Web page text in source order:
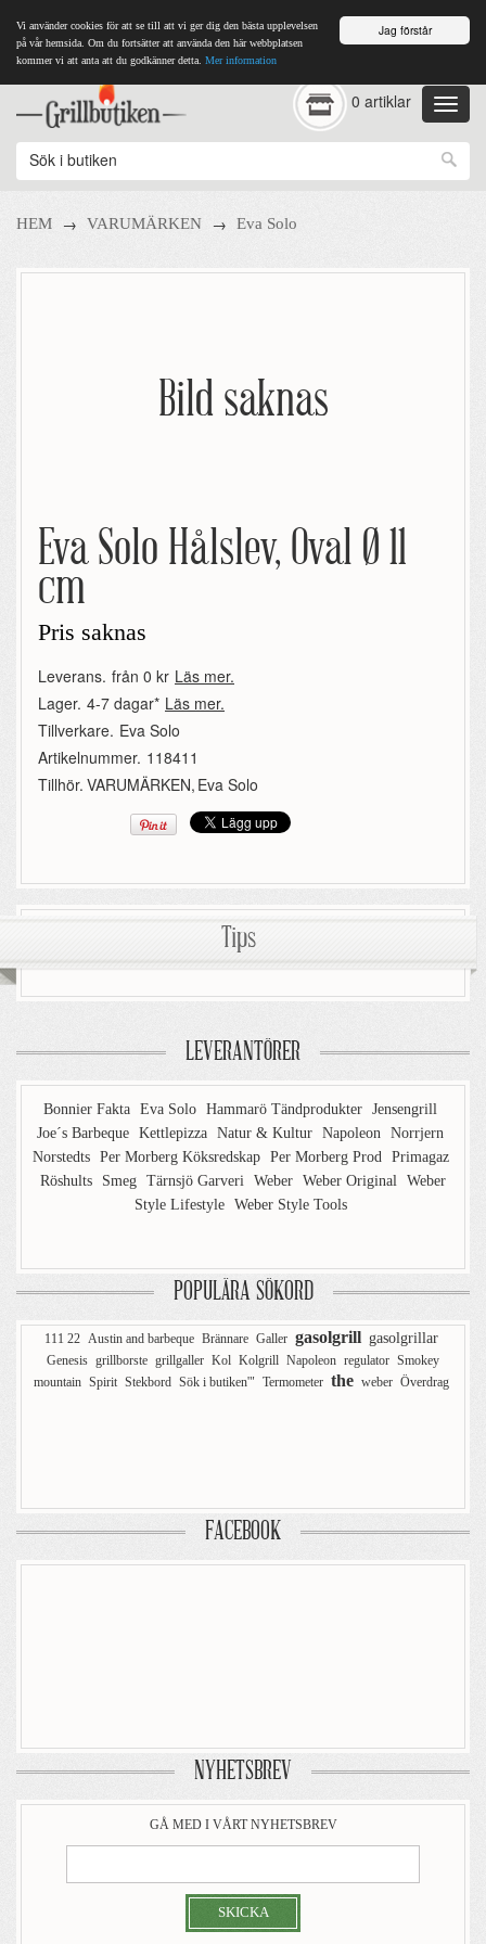
Jag förstår
Vi använder cookies för att se till att vi ger dig den bästa upplevelsen
på vår hemsida. Om du fortsätter att använda den här webbplatsen
kommer vi att anta att du godkänner detta. Mer information
0 artiklar
HEM → VARUMÄRKEN → Eva Solo
Bild saknas
Eva Solo Hålslev, Oval Ø 11
cm
Pris saknas
Leverans. från 0 kr Läs mer.
Lager. 4-7 dagar* Läs mer.
Tillverkare. Eva Solo
Artikelnummer. 118411
Tillhör. VARUMÄRKEN, Eva Solo
Tips
LEVERANTÖRER
Bonnier Fakta Eva Solo Hammarö Tändprodukter Jensengrill
Joe´s Barbeque Kettlepizza Natur & Kultur Napoleon Norrjern
Norstedts Per Morberg Köksredskap Per Morberg Prod Primagaz
Röshults
Smeg Tärnsjö Garveri Weber Weber Original Weber
Style Lifestyle Weber Style Tools
POPULÄRA SÖKORD
111 22 Austin and barbeque Brännare Galler gasolgrill gasolgrillar
Genesis grillborste grillgaller Kol Kolgrill Napoleon regulator Smokey
mountain Spirit Stekbord Sök i butiken'" Termometer the weber Överdrag
FACEBOOK
NYHETSBREV
GÅ MED I VÅRT NYHETSBREV
SKICKA